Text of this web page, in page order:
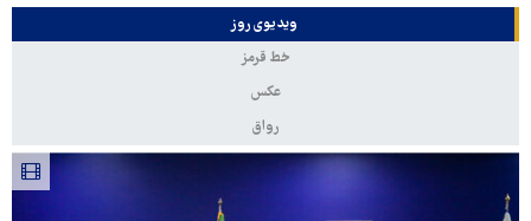
ویدیوی روز
خط قرمز
عکس
رواق